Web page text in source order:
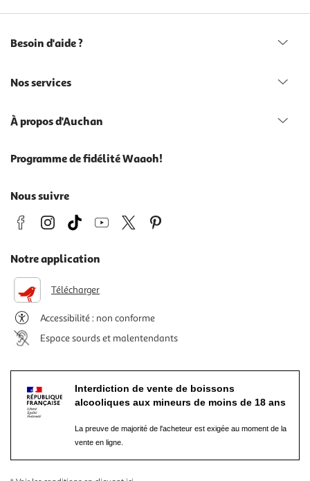
Besoin d'aide ?
Nos services
À propos d'Auchan
Programme de fidélité Waaoh!
Nous suivre
Notre application
Télécharger
Accessibilité : non conforme
Espace sourds et malentendants
Interdiction de vente de boissons
alcooliques aux mineurs de moins de 18 ans
La preuve de majorité de l'acheteur est exigée au moment de la
vente en ligne.